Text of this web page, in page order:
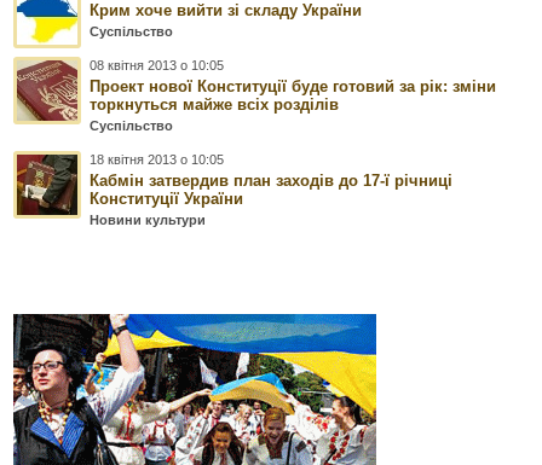
Крим хоче вийти зі складу України
Суспільство
08 квітня 2013 о 10:05
Проект нової Конституції буде готовий за рік: зміни
торкнуться майже всіх розділів
Суспільство
18 квітня 2013 о 10:05
Кабмін затвердив план заходів до 17-ї річниці
Конституції України
Новини культури